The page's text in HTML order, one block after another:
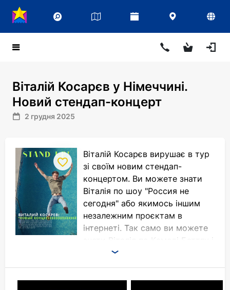
Віталій Косарєв у Німеччині.
Новий стендап-концерт
2 грудня 2025
Віталій Косарєв вирушає в тур
зі своїм новим стендап-
концертом. Ви можете знати
Віталія по шоу "Россия не
сегодня" або якимось іншим
незалежним проєктам в
інтернеті. Так само ви можете
знати Віталія по Камеді Баттлу і
ви можете зовсім Віталія не
знати.